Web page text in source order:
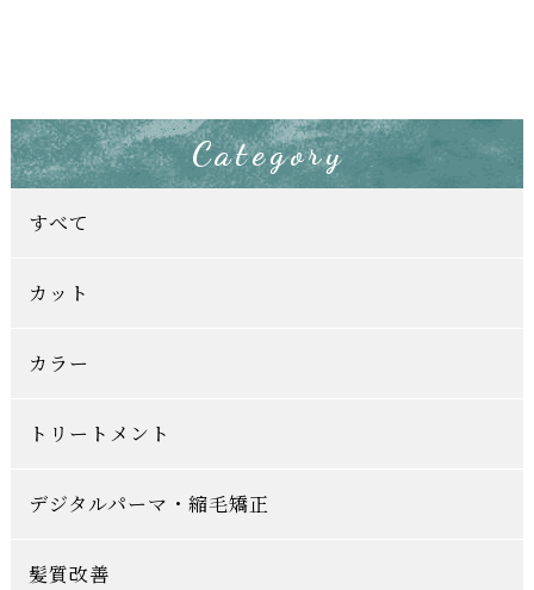
Category
すべて
カット
カラー
トリートメント
デジタルパーマ・縮毛矯正
髪質改善